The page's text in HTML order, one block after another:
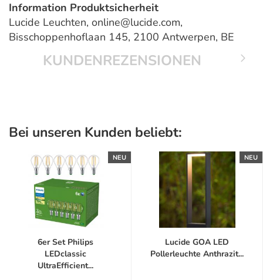
Information Produktsicherheit
Lucide Leuchten, online@lucide.com,
Bisschoppenhoflaan 145, 2100 Antwerpen, BE
KUNDENREZENSIONEN
Bei unseren Kunden beliebt:
NEU
6er Set Philips
LEDclassic
UltraEfficient...
NEU
Lucide GOA LED
Pollerleuchte Anthrazit...